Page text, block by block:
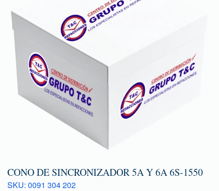
CONO DE SINCRONIZADOR 5A Y 6A 6S-1550
SKU: 0091 304 202